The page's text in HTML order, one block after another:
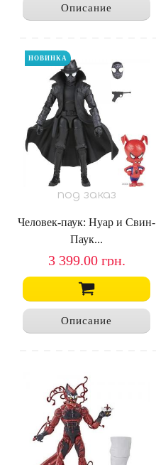
Описание
НОВИНКА
под заказ
Человек-паук: Нуар и Свин-
Паук...
3 399.00 грн.
Описание